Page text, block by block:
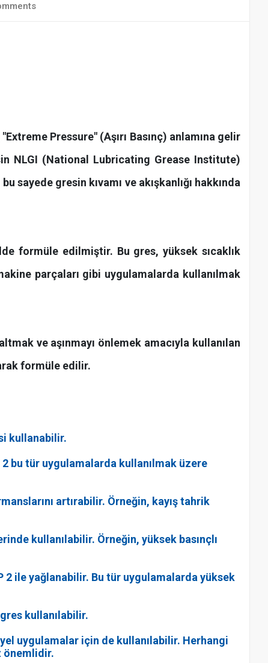
Pressure" (Aşırı Basınç) anlamına gelir
NLGI (National Lubricating Grease Institute)
sayede gresin kıvamı ve akışkanlığı hakkında
formüle edilmiştir. Bu gres, yüksek sıcaklık
parçaları gibi uygulamalarda kullanılmak
ve aşınmayı önlemek amacıyla kullanılan
formüle edilir.
kullanabilir.
2 bu tür uygulamalarda kullanılmak üzere
artırabilir. Örneğin, kayış tahrik
kullanılabilir. Örneğin, yüksek basınçlı
ile yağlanabilir. Bu tür uygulamalarda yüksek
kullanılabilir.
uygulamalar için de kullanılabilir. Herhangi
önemlidir.